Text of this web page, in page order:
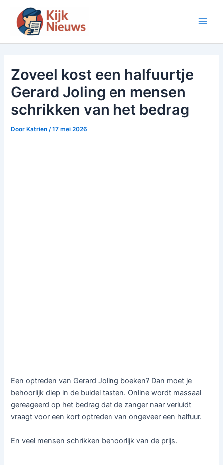
inhoud
Zoveel kost een halfuurtje
Gerard Joling en mensen
schrikken van het bedrag
Door Katrien/17 mei 2026
Een optreden van Gerard Joling boeken? Dan moet je
behoorlijk diep in de buidel tasten. Online wordt massaal
gereageerd op het bedrag dat de zanger naar verluidt
vraagt voor een kort optreden van ongeveer een halfuur.
En veel mensen schrikken behoorlijk van de prijs.